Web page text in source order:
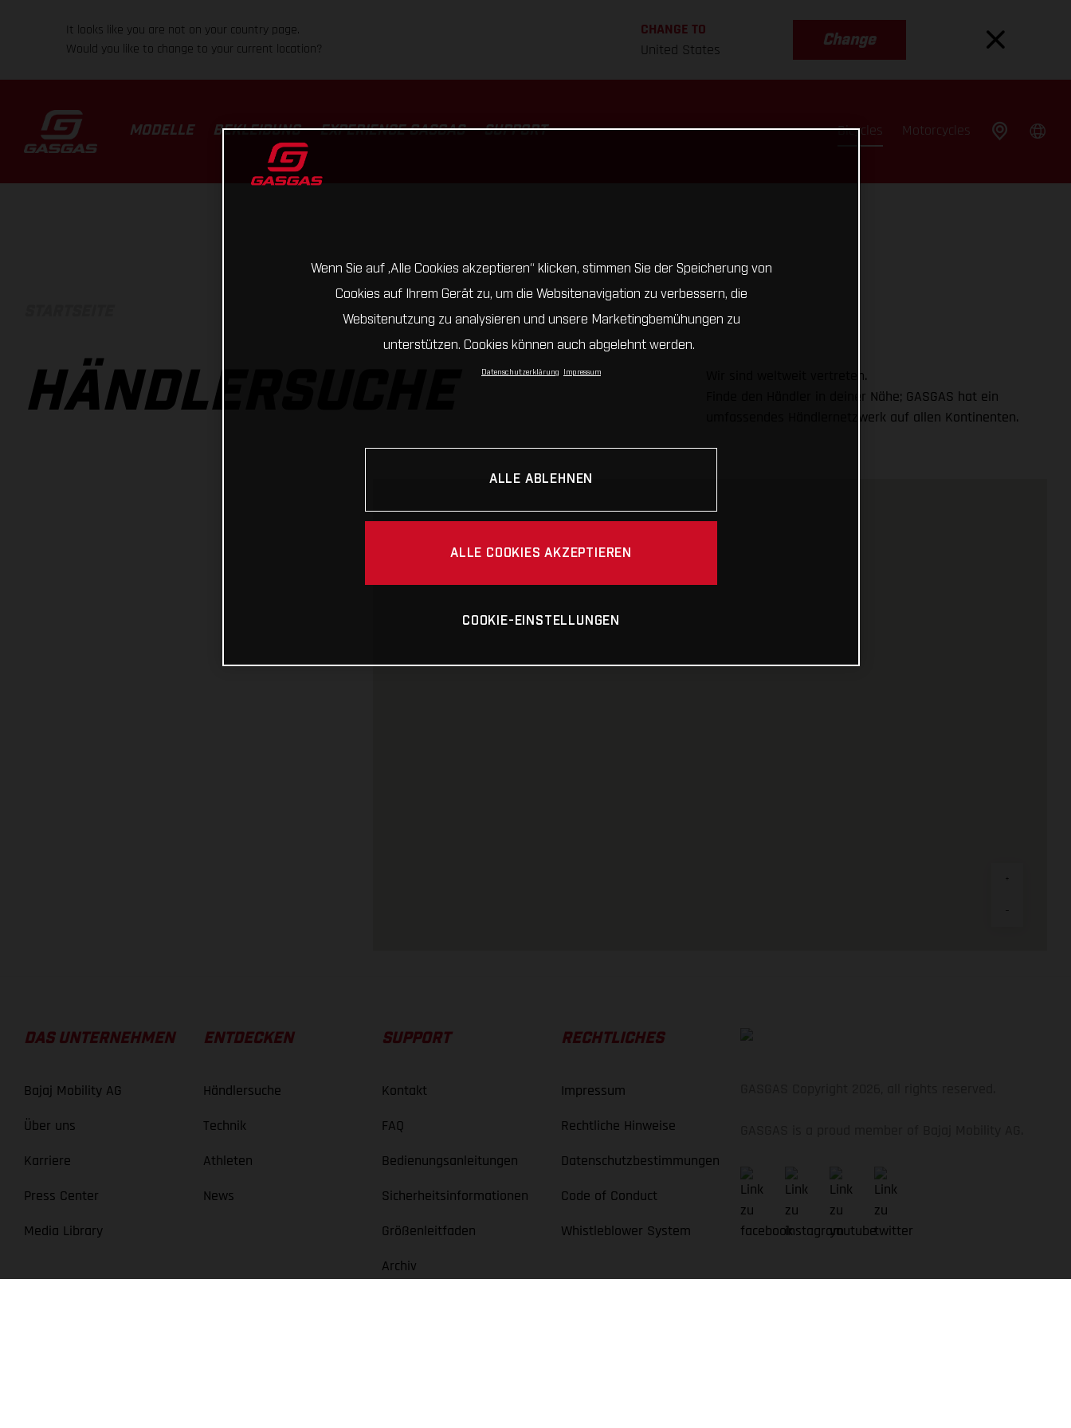
It looks like you are not on your country page.
Would you like to change to your current location?
CHANGE TO
United States
Change
MODELLE BEKLEIDUNG EXPERIENCE GASGAS SUPPORT Bicycles Motorcycles
HÄNDLERSUCHE
Wir sind weltweit vertreten.
Finde den Händler in deiner Nähe; GASGAS hat ein
umfassendes Händlernetzwerk auf allen Kontinenten.
DAS UNTERNEHMEN
Bajaj Mobility AG
Über uns
Karriere
Press Center
Media Library
ENTDECKEN
Händlersuche
Technik
Athleten
News
SUPPORT
Kontakt
FAQ
Bedienungsanleitungen
Sicherheitsinformationen
Größenleitfaden
Archiv
RECHTLICHES
Impressum
Rechtliche Hinweise
Datenschutzbestimmungen
Code of Conduct
Whistleblower System
Wenn Sie auf „Alle Cookies akzeptieren“ klicken, stimmen Sie der Speicherung von
Cookies auf Ihrem Gerät zu, um die Websitenavigation zu verbessern, die
Websitenutzung zu analysieren und unsere Marketingbemühungen zu
unterstützen. Cookies können auch abgelehnt werden.
Datenschutzerklärung Impressum
ALLE ABLEHNEN
ALLE COOKIES AKZEPTIEREN
COOKIE-EINSTELLUNGEN